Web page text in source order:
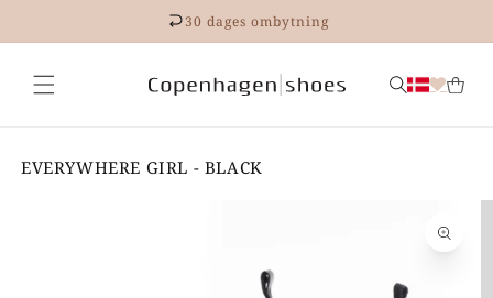
30 dages ombytning
EVERYWHERE GIRL - BLACK